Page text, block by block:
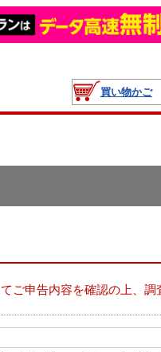
買い物かご
ご申告内容を確認の上、調